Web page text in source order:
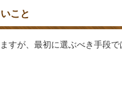
こと
すが、最初に選ぶべき手段